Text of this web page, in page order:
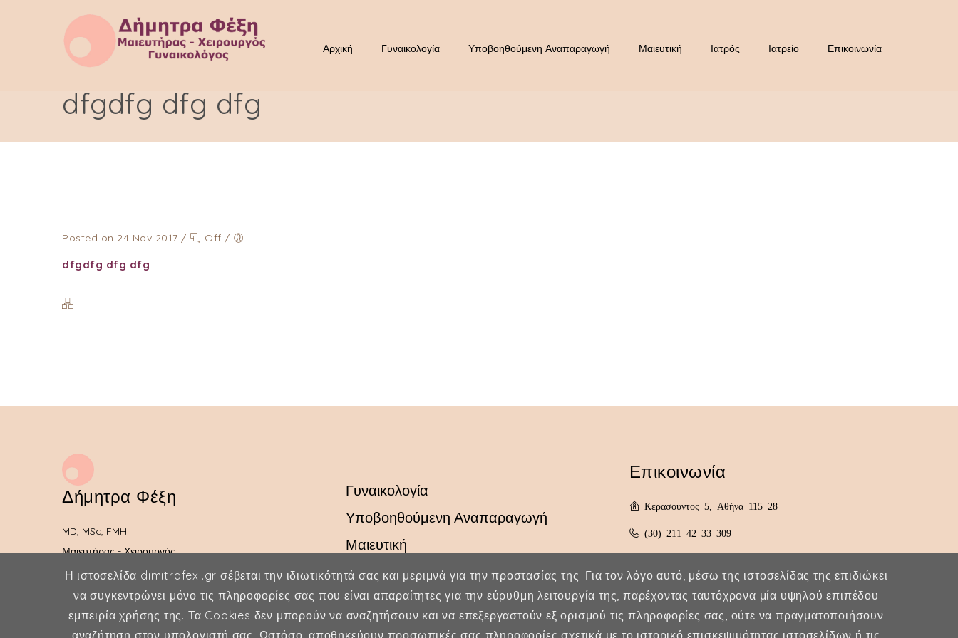
Αρχική Γυναικολογία Υποβοηθούμενη Αναπαραγωγή Μαιευτική Ιατρός Ιατρείο Επικοινωνία
dfgdfg dfg dfg
Posted on 24 Nov 2017 / Off /
dfgdfg dfg dfg
Δήμητρα Φέξη
MD, MSc, FMH
Μαιευτήρας - Χειρουργός
Γυναικολόγος
Μέλος ESHRE, ISA, FMH
Γυναικολογία
Υποβοηθούμενη Αναπαραγωγή
Μαιευτική
Επικοινωνία
Κερασούντος 5, Αθήνα 115 28
(30) 211 42 33 309
Η ιστοσελίδα dimitrafexi.gr σέβεται την ιδιωτικότητά σας και μεριμνά για την προστασίας της. Για τον λόγο αυτό, μέσω της ιστοσελίδας της επιδιώκει
να συγκεντρώνει μόνο τις πληροφορίες σας που είναι απαραίτητες για την εύρυθμη λειτουργία της, παρέχοντας ταυτόχρονα μία υψηλού επιπέδου
εμπειρία χρήσης της. Τα Cookies δεν μπορούν να αναζητήσουν και να επεξεργαστούν εξ ορισμού τις πληροφορίες σας, ούτε να πραγματοποιήσουν